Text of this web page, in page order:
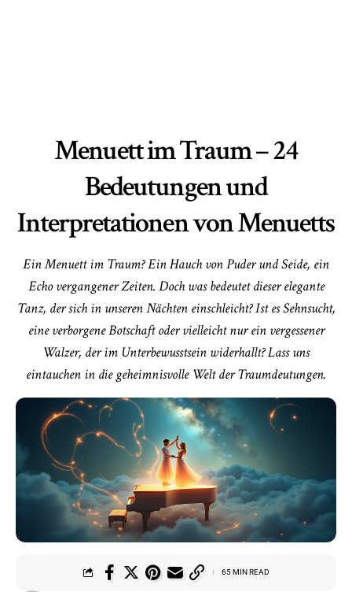
Menuett im Traum – 24
Bedeutungen und
Interpretationen von Menuetts
Ein Menuett im Traum? Ein Hauch von Puder und Seide, ein
Echo vergangener Zeiten. Doch was bedeutet dieser elegante
Tanz, der sich in unseren Nächten einschleicht? Ist es Sehnsucht,
eine verborgene Botschaft oder vielleicht nur ein vergessener
Walzer, der im Unterbewusstsein widerhallt? Lass uns
eintauchen in die geheimnisvolle Welt der Traumdeutungen.
65 MIN READ